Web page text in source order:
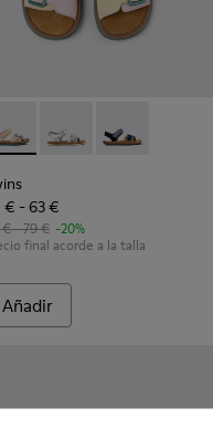
de piel azules para
multicolor de
007- K800672-003 -
Twins - K800672-
Twins -
€ - 63 €
- 79 € -20%
final acorde a la talla
Añadir